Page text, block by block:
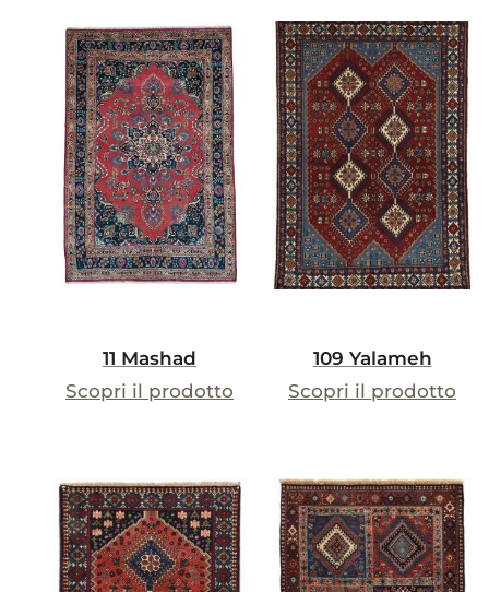
11 Mashad
Scopri il prodotto
109 Yalameh
Scopri il prodotto